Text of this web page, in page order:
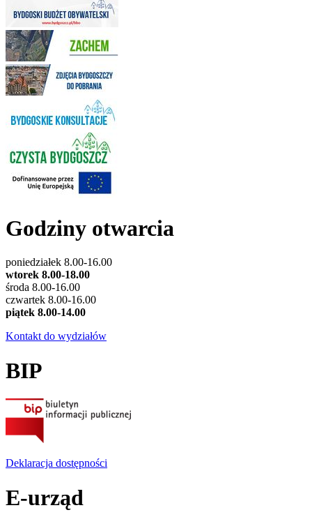
Godziny otwarcia
poniedziałek 8.00-16.00
wtorek 8.00-18.00
środa 8.00-16.00
czwartek 8.00-16.00
piątek 8.00-14.00
Kontakt do wydziałów
BIP
Deklaracja dostępności
E-urząd